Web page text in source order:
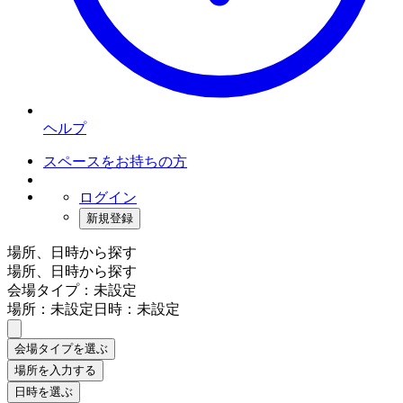
ヘルプ
スペースをお持ちの方
ログイン
新規登録
場所、日時から探す
場所、日時から探す
会場タイプ：未設定
場所：未設定日時：未設定
会場タイプを選ぶ
場所を入力する
日時を選ぶ